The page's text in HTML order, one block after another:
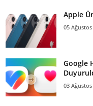
Apple
05
Google
03